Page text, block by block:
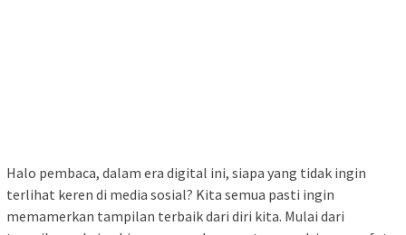
Halo pembaca, dalam era digital ini, siapa yang tidak ingin
terlihat keren di media sosial? Kita semua pasti ingin
memamerkan tampilan terbaik dari diri kita. Mulai dari